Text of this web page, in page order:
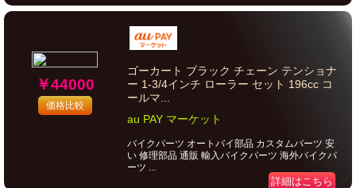
￥44000
価格比較
ゴーカート ブラック チェーン テンショナ
ー 1-3/4インチ ローラー セット 196cc コ
ールマ...
au PAY マーケット
バイクパーツ オートバイ部品 カスタムパーツ 安
い 修理部品 通販 輸入バイクパーツ 海外バイクパ
ーツ ...
詳細はこちら